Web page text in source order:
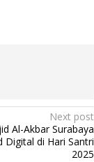
Next post
Al-Akbar Surabaya
Digital di Hari Santri
2025